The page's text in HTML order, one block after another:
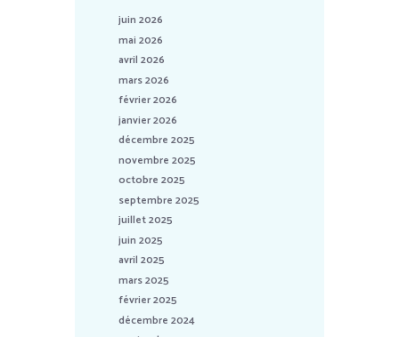
juin 2026
mai 2026
avril 2026
mars 2026
février 2026
janvier 2026
décembre 2025
novembre 2025
octobre 2025
septembre 2025
juillet 2025
juin 2025
avril 2025
mars 2025
février 2025
décembre 2024